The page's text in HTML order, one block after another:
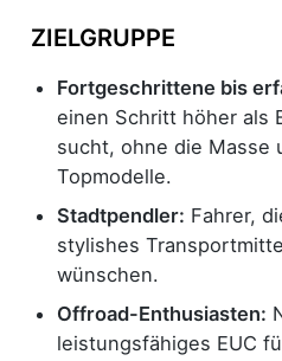
ZIELGRUPPE
Fortgeschrittene bis
einen Schritt höher als
sucht, ohne die Masse
Topmodelle.
Stadtpendler: Fahrer,
stylishes
wünschen.
Offroad-Enthusiasten:
leistungsfähiges EUC